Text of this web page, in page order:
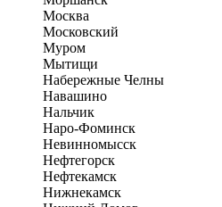
Москва
Московский
Муром
Мытищи
Набережные Челны
Навашино
Нальчик
Наро-Фоминск
Невинномысск
Нефтегорск
Нефтекамск
Нижнекамск